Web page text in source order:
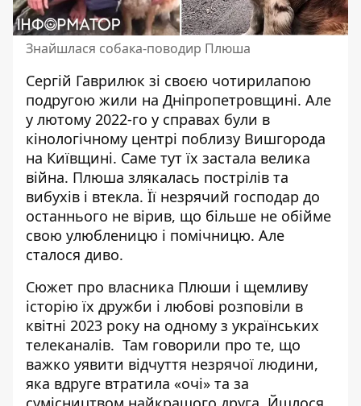
Знайшлася собака-поводир Плюша
Сергій Гаврилюк зі своєю чотирилапою
подругою жили на Дніпропетровщині. Але
у лютому 2022-го у справах були в
кінологічному центрі поблизу Вишгорода
на Київщині. Саме тут їх застала велика
війна. Плюша злякалась пострілів та
вибухів і втекла. Її незрячий господар до
останнього не вірив, що більше не обійме
свою улюбленицю і помічницю. Але
сталося диво.
Сюжет про власника Плюши і щемливу
історію їх дружби і любові розповіли в
квітні 2023 року на одному з українських
телеканалів. Там говорили про те, що
важко уявити відчуття незрячої людини,
яка вдруге втратила «очі» та за